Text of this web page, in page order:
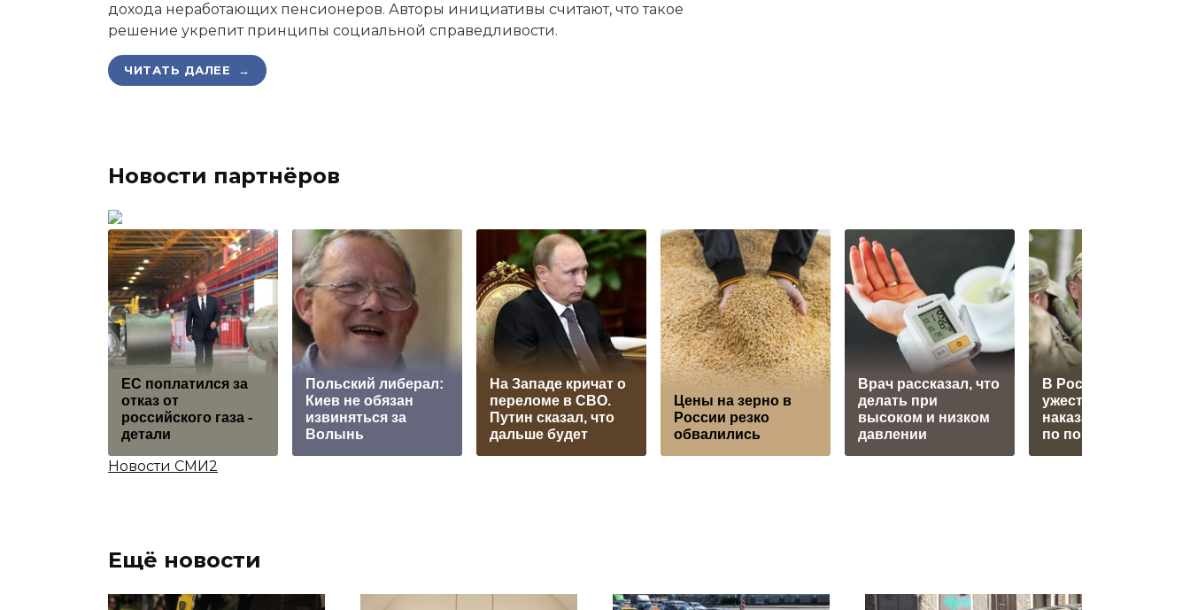
дохода неработающих пенсионеров. Авторы инициативы считают, что такое
решение укрепит принципы социальной справедливости.
ЧИТАТЬ ДАЛЕЕ →
Новости партнёров
EC поплатился за
отказ от
российского газа -
детали
Польский либерал:
Киев не обязан
извиняться за
Волынь
На Западе кричат о
переломе в СВО.
Путин сказал, что
дальше будет
Цены на зерно в
России резко
обвалились
Врач рассказал, что
делать при
высоком и низком
давлении
В России
ужесточают
наказание за неявку
по повестке
Новости СМИ2
Ещё новости